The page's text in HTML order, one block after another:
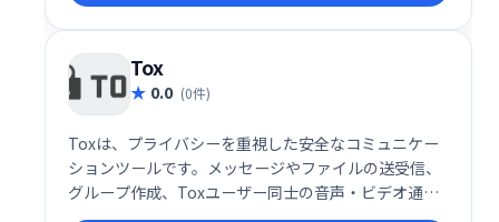
Tox
0.0 (0件)
Toxは、プライバシーを重視した安全なコミュニケー
ションツールです。メッセージやファイルの送受信、
グループ作成、Toxユーザー同士の音声・ビデオ通話
などが可能です。個人情報の保護を最優先し、安全に